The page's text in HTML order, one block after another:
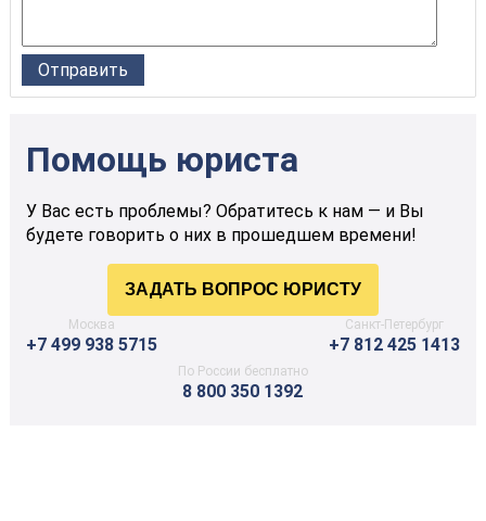
Помощь юриста
У Вас есть проблемы? Обратитесь к нам — и Вы
будете говорить о них в прошедшем времени!
Москва
+7 499 938 5715
Санкт-Петербург
+7 812 425 1413
По России бесплатно
8 800 350 1392